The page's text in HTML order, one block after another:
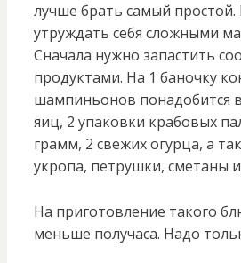
лучше брать самый простой.
утруждать себя сложными
Сначала нужно запастить
продуктами. На 1 баночку
шампиньонов понадобится
яиц, 2 упаковки крабовых
грамм, 2 свежих огурца, а
укропа, петрушки, сметаны
На приготовление такого
меньше получаса. Надо